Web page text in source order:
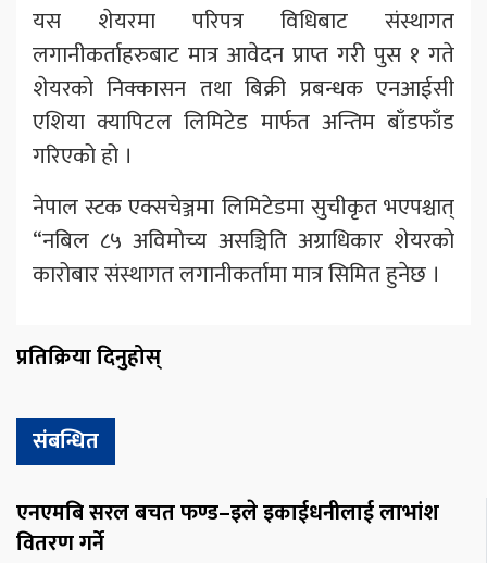
यस शेयरमा परिपत्र विधिबाट संस्थागत
लगानीकर्ताहरुबाट मात्र आवेदन प्राप्त गरी पुस १ गते
शेयरको निक्कासन तथा बिक्री प्रबन्धक एनआईसी
एशिया क्यापिटल लिमिटेड मार्फत अन्तिम बाँडफाँड
गरिएको हो ।
नेपाल स्टक एक्सचेञ्जमा लिमिटेडमा सुचीकृत भएपश्चात्
“नबिल ८५ अविमोच्य असञ्चिति अग्राधिकार शेयरको
कारोबार संस्थागत लगानीकर्तामा मात्र सिमित हुनेछ ।
प्रतिक्रिया दिनुहोस्
संबन्धित
एनएमबि सरल बचत फण्ड–इले इकाईधनीलाई लाभांश
वितरण गर्ने